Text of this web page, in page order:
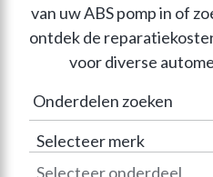
van uw ABS pomp in of
ontdek de
voor diverse